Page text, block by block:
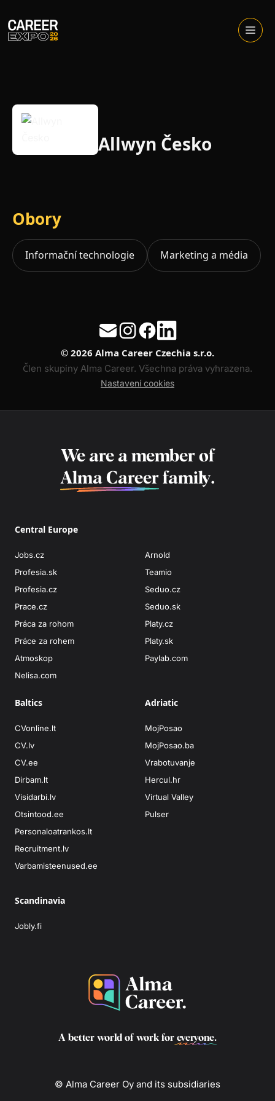
to
content
Otevřít
menu
Allwyn Česko
Obory
Informační technologie Marketing a média
© 2026 Alma Career Czechia s.r.o.
Člen skupiny Alma Career. Všechna práva vyhrazena.
Nastavení cookies
We are a member of
Alma Career family.
Central Europe
Jobs.cz
Profesia.sk
Profesia.cz
Prace.cz
Práca za rohom
Práce za rohem
Atmoskop
Nelisa.com
Arnold
Teamio
Seduo.cz
Seduo.sk
Platy.cz
Platy.sk
Paylab.com
Baltics
CVonline.lt
CV.lv
CV.ee
Dirbam.lt
Visidarbi.lv
Otsintood.ee
Personaloatrankos.lt
Recruitment.lv
Varbamisteenused.ee
Adriatic
MojPosao
MojPosao.ba
Vrabotuvanje
Hercul.hr
Virtual Valley
Pulser
Scandinavia
Jobly.fi
A better world of work for everyone.
© Alma Career Oy and its subsidiaries